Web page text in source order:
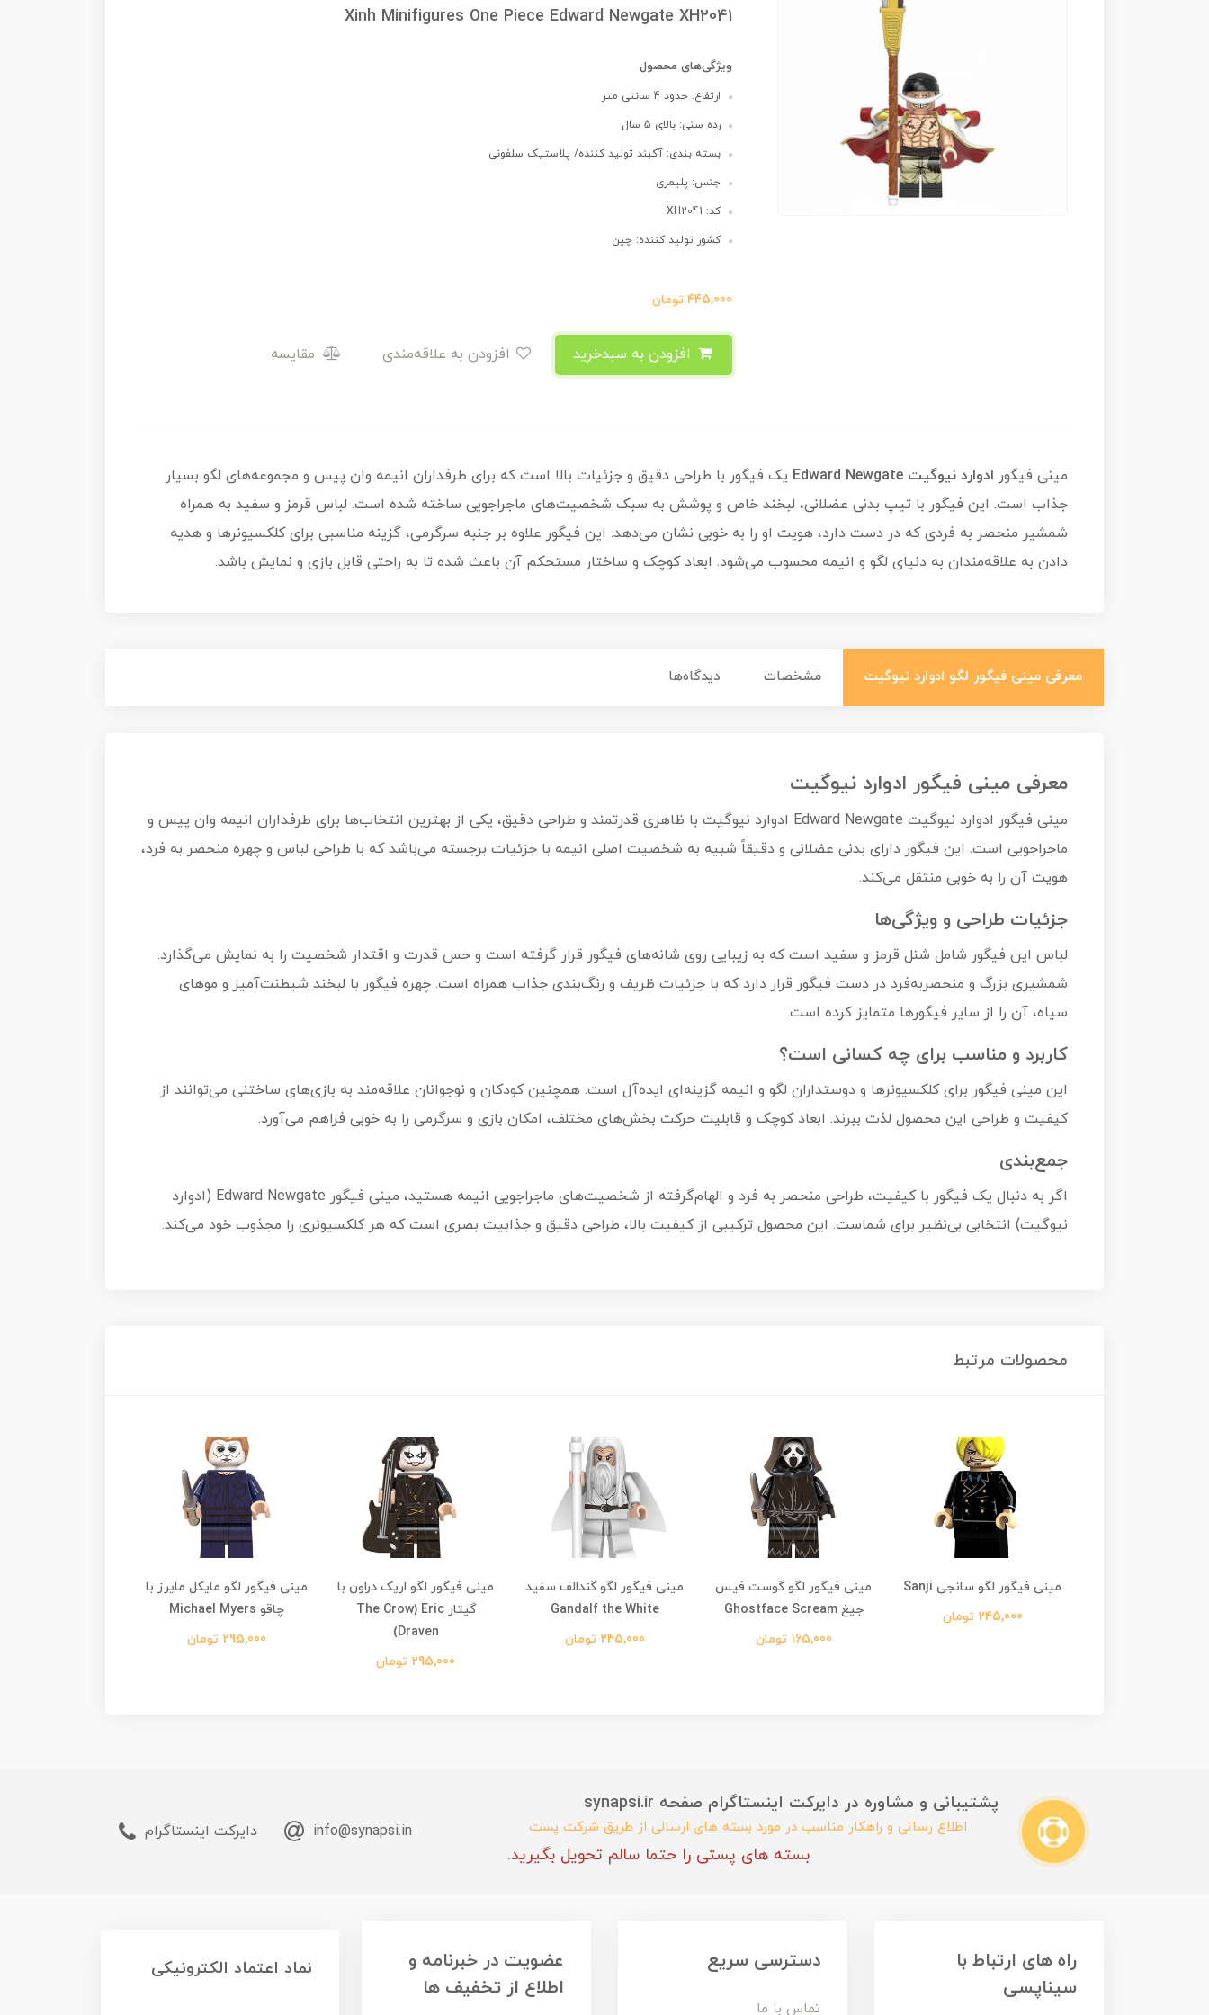
Xinh Minifigures One Piece Edward Newgate XH2041
ویژگی‌های محصول
ارتفاع: حدود 4 سانتی متر
رده سنی: بالای 5 سال
بسته بندی: آکبند تولید کننده/ پلاستیک سلفونی
جنس: پلیمری
کد: XH2041
کشور تولید کننده: چین
445,000 تومان
مقایسه
مینی فیگور ادوارد نیوگیت Edward Newgate
یک فیگور با طراحی دقیق و جزئیات بالا است که برای طرفداران انیمه وان پیس و مجموعه‌های لگو بسیار
جذاب است. این فیگور با تیپ بدنی عضلانی، لبخند خاص و پوشش به سبک شخصیت‌های ماجراجویی ساخته شده است. لباس قرمز و سفید به همراه
شمشیر منحصر به فردی که در دست دارد، هویت او را به خوبی نشان می‌دهد. این فیگور علاوه بر جنبه سرگرمی، گزینه مناسبی برای کلکسیونرها و هدیه
دادن به علاقه‌مندان به دنیای لگو و انیمه محسوب می‌شود. ابعاد کوچک و ساختار مستحکم آن باعث شده تا به راحتی قابل بازی و نمایش باشد.
معرفی مینی فیگور لگو ادوارد نیوگیت مشخصات دیدگاه‌ها
معرفی مینی فیگور ادوارد نیوگیت
مینی فیگور ادوارد نیوگیت Edward Newgate ادوارد نیوگیت با ظاهری قدرتمند و طراحی دقیق، یکی از بهترین انتخاب‌ها برای طرفداران انیمه وان پیس و
ماجراجویی است. این فیگور دارای بدنی عضلانی و دقیقاً شبیه به شخصیت اصلی انیمه با جزئیات برجسته می‌باشد که با طراحی لباس و چهره منحصر به فرد،
هویت آن را به خوبی منتقل می‌کند.
جزئیات طراحی و ویژگی‌ها
لباس این فیگور شامل شنل قرمز و سفید است که به زیبایی روی شانه‌های فیگور قرار گرفته است و حس قدرت و اقتدار شخصیت را به نمایش می‌گذارد.
شمشیری بزرگ و منحصربه‌فرد در دست فیگور قرار دارد که با جزئیات ظریف و رنگ‌بندی جذاب همراه است. چهره فیگور با لبخند شیطنت‌آمیز و موهای
سیاه، آن را از سایر فیگورها متمایز کرده است.
کاربرد و مناسب برای چه کسانی است؟
این مینی فیگور برای کلکسیونرها و دوستداران لگو و انیمه گزینه‌ای ایده‌آل است. همچنین کودکان و نوجوانان علاقه‌مند به بازی‌های ساختنی می‌توانند از
کیفیت و طراحی این محصول لذت ببرند. ابعاد کوچک و قابلیت حرکت بخش‌های مختلف، امکان بازی و سرگرمی را به خوبی فراهم می‌آورد.
جمع‌بندی
اگر به دنبال یک فیگور با کیفیت، طراحی منحصر به فرد و الهام‌گرفته از شخصیت‌های ماجراجویی انیمه هستید، مینی فیگور Edward Newgate (ادوارد
نیوگیت) انتخابی بی‌نظیر برای شماست. این محصول ترکیبی از کیفیت بالا، طراحی دقیق و جذابیت بصری است که هر کلکسیونری را مجذوب خود می‌کند.
محصولات مرتبط
مینی فیگور لگو سانجی Sanji
245,000 تومان
مینی فیگور لگو گوست‌ فیس
جیغ Ghostface Scream
165,000 تومان
مینی فیگور لگو گندالف سفید
Gandalf the White
245,000 تومان
مینی فیگور لگو اریک دراون با
گیتار The Crow) Eric
Draven)
295,000 تومان
مینی فیگور لگو مایکل مایرز با
چاقو Michael Myers
295,000 تومان
پشتیبانی و مشاوره در دایرکت اینستاگرام صفحه synapsi.ir
اطلاع رسانی و راهکار مناسب در مورد بسته های ارسالی از طریق شرکت پست
بسته های پستی را حتما سالم تحویل بگیرید.
info@synapsi.in دایرکت اینستاگرام
راه های ارتباط با
سیناپسی
دسترسی سریع
تماس با ما
عضویت در خبرنامه و
اطلاع از تخفیف ها
نماد اعتماد الکترونیکی